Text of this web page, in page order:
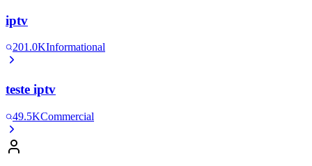
iptv
201.0KInformational
teste iptv
49.5KCommercial